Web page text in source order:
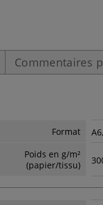
Commentaires
Format
Poids en g/m²
(papier/tissu)